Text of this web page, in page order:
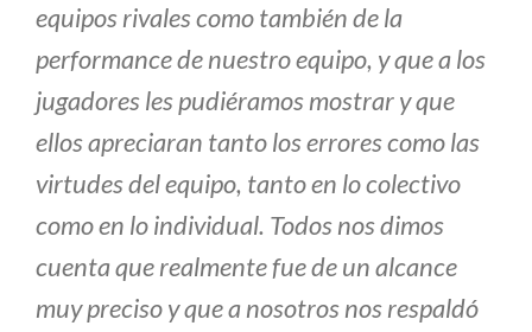
equipos rivales como también de la
performance de nuestro equipo, y que a los
jugadores les pudiéramos mostrar y que
ellos apreciaran tanto los errores como las
virtudes del equipo, tanto en lo colectivo
como en lo individual. Todos nos dimos
cuenta que realmente fue de un alcance
muy preciso y que a nosotros nos respaldó